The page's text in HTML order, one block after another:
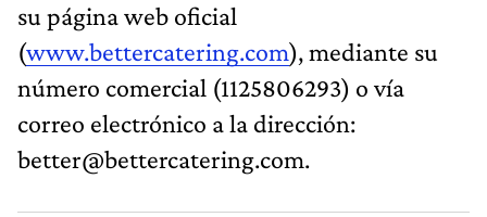
su página web oficial
(www.bettercatering.com), mediante su
número comercial (1125806293) o vía
correo electrónico a la dirección:
better@bettercatering.com.